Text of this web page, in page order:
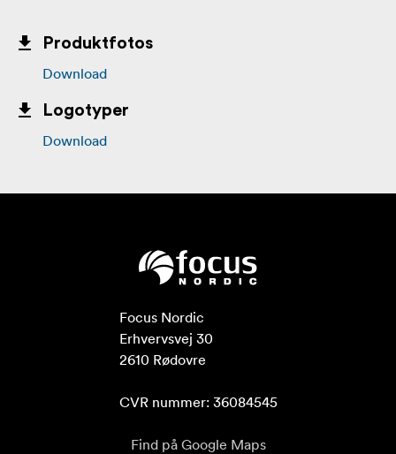
Produktfotos
Download
Logotyper
Download
Focus Nordic
Erhvervsvej 30
2610 Rødovre
CVR nummer: 36084545
Find på Google Maps